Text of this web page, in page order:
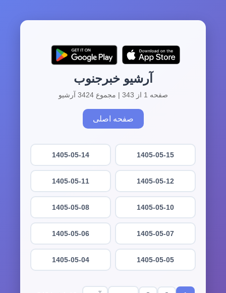
آرشیو خبرجنوب
صفحه 1 از 343 | مجموع 3424 آرشیو
صفحه اصلی
1405-05-15
1405-05-14
1405-05-12
1405-05-11
1405-05-10
1405-05-08
1405-05-07
1405-05-06
1405-05-05
1405-05-04